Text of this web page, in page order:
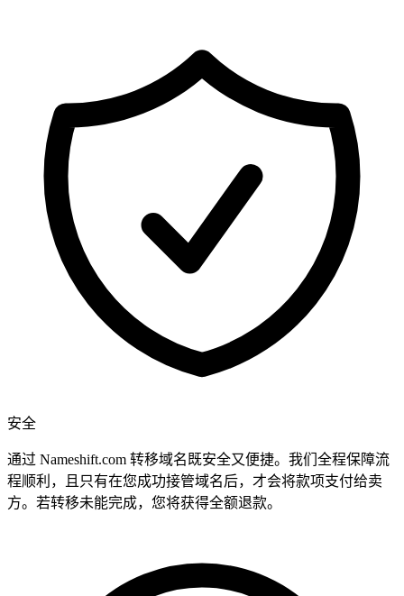
安全
通过 Nameshift.com 转移域名既安全又便捷。我们全程保障流
程顺利，且只有在您成功接管域名后，才会将款项支付给卖
方。若转移未能完成，您将获得全额退款。